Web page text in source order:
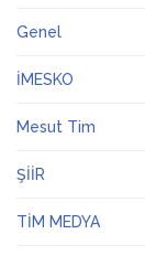
Genel
İMESKO
Mesut Tim
ŞİİR
TİM MEDYA